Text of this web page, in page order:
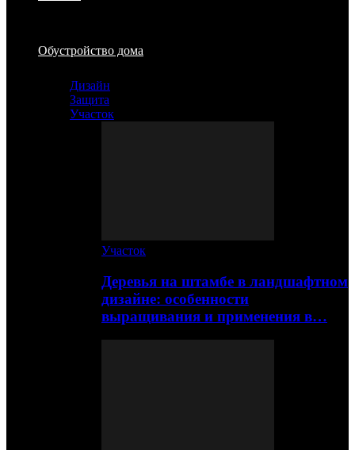
Обустройство дома
Дизайн
Защита
Участок
Участок
Деревья на штамбе в ландшафтном
дизайне: особенности
выращивания и применения в…